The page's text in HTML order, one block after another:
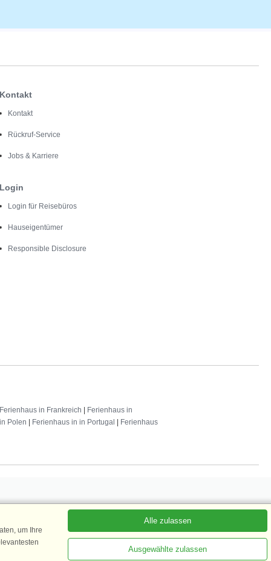
Kontakt
Kontakt
Rückruf-Service
Jobs & Karriere
Login
Login für Reisebüros
Hauseigentümer
Responsible Disclosure
Ferienhaus in Frankreich
Ferienhaus in
Polen Ferienhaus in in Portugal
Ferienhaus
um Ihre
Alle zulassen
Ausgewählte zulassen